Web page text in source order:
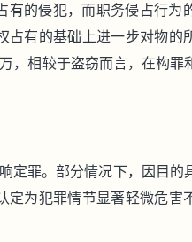
的侵犯，而职务侵占行为
有的基础上进一步对物的
，相较于盗窃而言，在构罪
罪。部分情况下，因目的
为犯罪情节显著轻微危害